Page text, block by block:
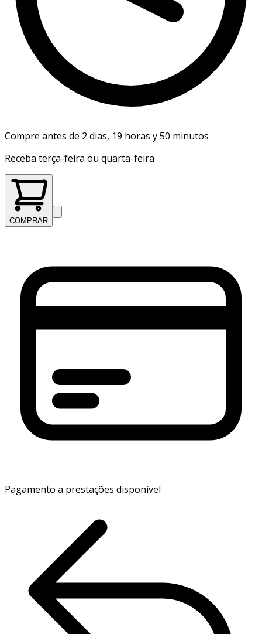
Compre antes de 2 dias, 19 horas y 50 minutos
Receba terça-feira ou quarta-feira
COMPRAR
Pagamento a prestações disponível